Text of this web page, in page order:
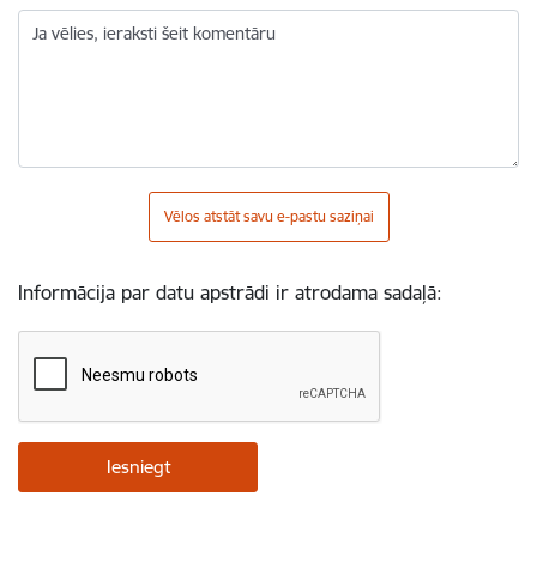
Ja vēlies, ieraksti šeit komentāru
Vēlos atstāt savu e-pastu saziņai
Informācija par datu apstrādi ir atrodama sadaļā: